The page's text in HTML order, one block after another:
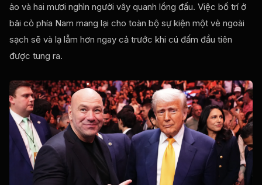
ảo và hai mươi nghìn người vây quanh lồng đấu. Việc bố trí ở
bãi cỏ phía Nam mang lại cho toàn bộ sự kiện một vẻ ngoài
sạch sẽ và lạ lẫm hơn ngay cả trước khi cú đấm đầu tiên
được tung ra.